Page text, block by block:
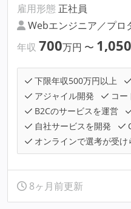
雇用形態 正社員
Webエンジニア／プロ
年収 700万円 〜 1,050
下限年収500万円以上
アジャイル開発
コ
B2Cのサービスを運営
自社サービスを開発
オンラインで選考が受け
8ヶ月前更新